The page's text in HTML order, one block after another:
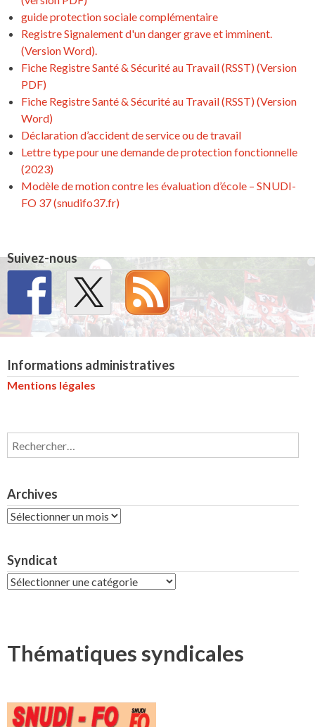
guide protection sociale complémentaire
Registre Signalement d'un danger grave et imminent.
(Version Word).
Fiche Registre Santé & Sécurité au Travail (RSST) (Version
PDF)
Fiche Registre Santé & Sécurité au Travail (RSST) (Version
Word)
Déclaration d’accident de service ou de travail
Lettre type pour une demande de protection fonctionnelle
(2023)
Modèle de motion contre les évaluation d’école – SNUDI-
FO 37 (snudifo37.fr)
Suivez-nous
Informations administratives
Mentions légales
Rechercher :
Archives
Archives
Syndicat
Syndicat
Thématiques syndicales